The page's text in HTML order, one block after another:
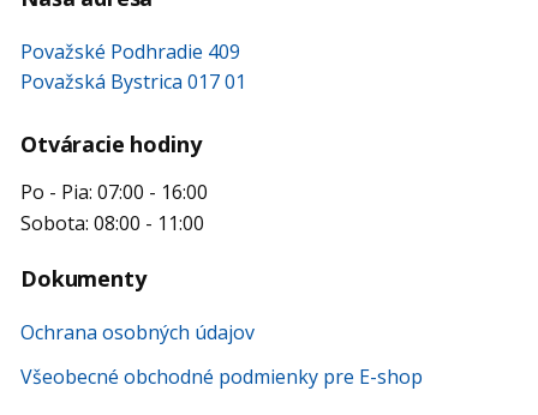
Považské Podhradie 409
Považská Bystrica 017 01
Otváracie hodiny
Po - Pia: 07:00 - 16:00
Sobota: 08:00 - 11:00
Dokumenty
Ochrana osobných údajov
Všeobecné obchodné podmienky pre E-shop